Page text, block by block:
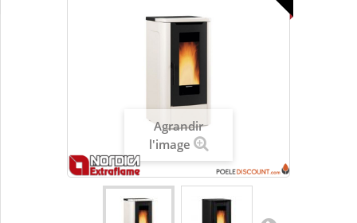
Agrandir
l'image